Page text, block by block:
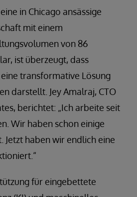
in Chicago ansässige
mit einem
von 86
ist überzeugt, dass
transformative Lösung
darstellt. Jey Amalraj, CTO
berichtet: „Ich arbeite seit
Wir haben schon einige
Jetzt haben wir endlich eine
für eingebettete